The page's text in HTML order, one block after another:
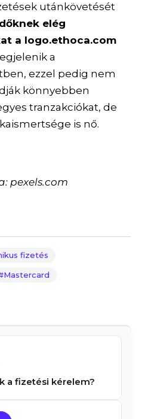
utánkövetését
elég
a logo.ethoca.com
a
ezzel pedig nem
könnyebben
tranzakciókat, de
is nő.
pexels.com
fizetés
Mastercard
a fizetési kérelem?